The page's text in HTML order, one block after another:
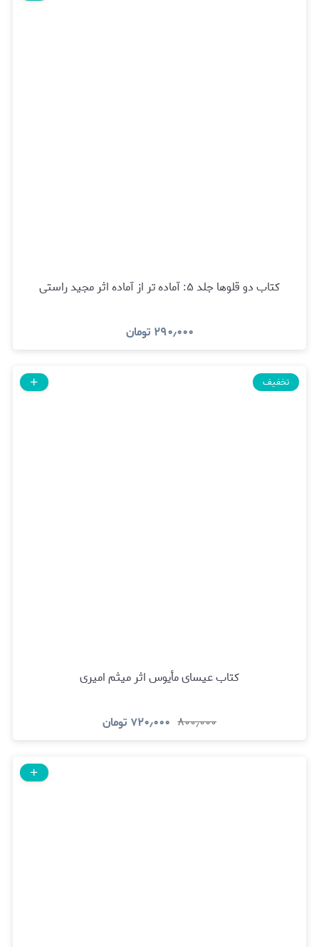
کتاب دو قلوها جلد ۵: آماده تر از آماده اثر مجید راستی
۲۹۰٫۰۰۰ تومان
تخفیف
کتاب عیسای مأیوس اثر میثم امیری
۸۰۰٫۰۰۰ ۷۲۰٫۰۰۰ تومان